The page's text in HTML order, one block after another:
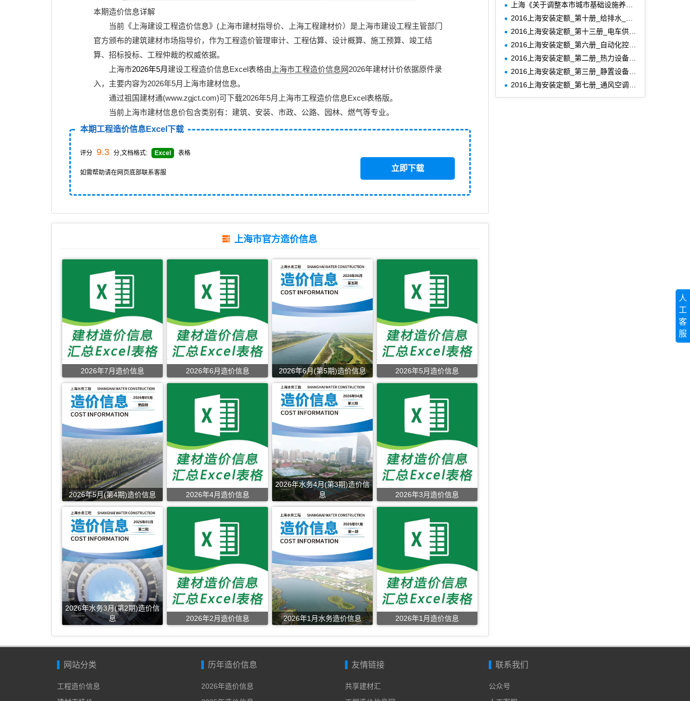
本期造价信息详解
当前《 上海建设工程造价信息》(上海市建材指导价、 上海工程建材价）是上海市建设工程主管部门
官方颁布的建筑建材市场指导价，作为工程造价管理审计、工程估算、设计概算、施工预算、竣工结
算、招标投标、工程仲裁的权威依据。
上海市2026年5月 建设工程造价信息Excel表格由 上海市工程造价信息网2026年建材计价依据原件录
入，主要内容为2026年5月上海市建材信息。
通过祖国建材通(www.zgjct.com)可下载2026年5月上海市工程造价信息Excel表格版。
当前上海市建材信息价包含类别有：建筑、安装、市政、公路、园林、燃气等专业。
本期工程造价信息Excel下载
评分 9.3 分,文档格式: Excel 表格
如需帮助请在网页底部联系客服 立即下载
上海市官方造价信息
2026年7月造价信息 2026年6月造价信息 2026年6月(第5期)造价信息 2026年5月造价信息
2026年5月(第4期)造价信息 2026年4月造价信息
2026年水务4月(第3期)造价信
息
2026年3月造价信息
2026年水务3月(第2期)造价信
息
2026年2月造价信息 2026年1月水务造价信息 2026年1月造价信息
上海《关于调整本市城市基础设施养护维修工程规费项目设置及费用计算等相关事项的通知》(沪建标定〔2024〕84号)
2016上海安装定额_第十册_给排水_采暖_燃气工程
2016上海安装定额_第十三册_电车供电网工程
2016上海安装定额_第六册_自动化控制装置及仪表安装工程
2016上海安装定额_第二册_热力设备安装工程
2016上海安装定额_第三册_静置设备与工艺金属结构制作安装工程
2016上海安装定额_第七册_通风空调工程
网站分类
工程造价信息
历年造价信息
2026年造价信息
友情链接
共享建材汇
联系我们
公众号
人
工
客
服